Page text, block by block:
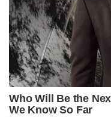
Who Will Be the
We Know So Far